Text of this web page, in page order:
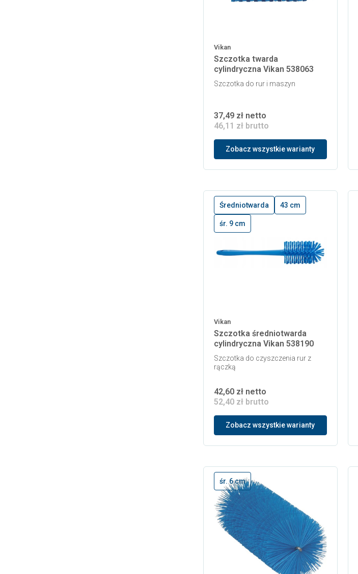
Vikan
Szczotka twarda
cylindryczna Vikan 538063
Szczotka do rur i maszyn
37,49 zł netto
46,11 zł brutto
Zobacz wszystkie warianty
Średniotwarda 43 cm
śr. 9 cm
Vikan
Szczotka średniotwarda
cylindryczna Vikan 538190
Szczotka do czyszczenia rur z
rączką
42,60 zł netto
52,40 zł brutto
Zobacz wszystkie warianty
śr. 6 cm